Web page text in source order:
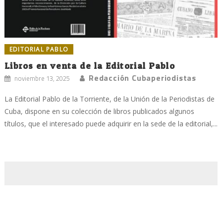
EDITORIAL PABLO
Libros en venta de la Editorial Pablo
noviembre 13, 2025 Redacción Cubaperiodistas
La Editorial Pablo de la Torriente, de la Unión de la Periodistas de
Cuba, dispone en su colección de libros publicados algunos
títulos, que el interesado puede adquirir en la sede de la editorial,...